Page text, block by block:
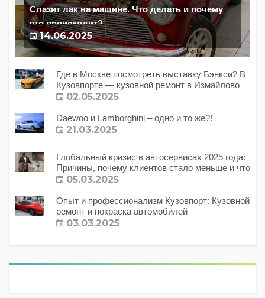
Слазит лак на машине. Что делать и почему
это происходит?
14.06.2025
Где в Москве посмотреть выставку Бэнкси? В
Кузовпорте — кузовной ремонт в Измайлово
02.05.2025
Daewoo и Lamborghini – одно и то же?!
21.03.2025
Глобальный кризис в автосервисах 2025 года:
Причины, почему клиентов стало меньше и что
с этим делать?
05.03.2025
Опыт и профессионализм Кузовпорт: Кузовной
ремонт и покраска автомобилей
03.03.2025